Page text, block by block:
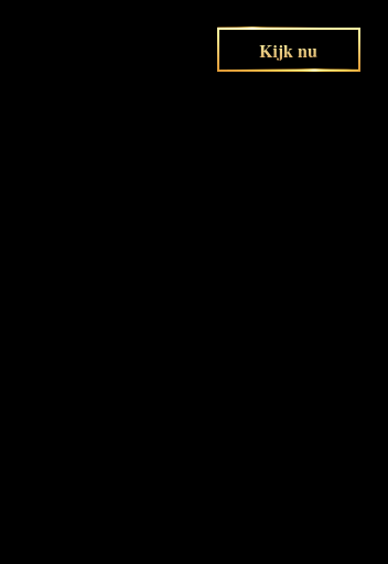
Kijk nu